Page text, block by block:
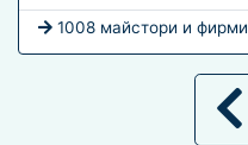
1008 майстори и фирми